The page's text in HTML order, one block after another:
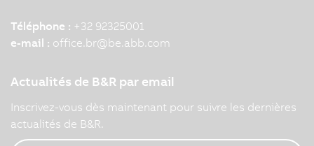
Téléphone : +32 92325001
e-mail : office.br@be.abb.com
Actualités de B&R par email
Inscrivez-vous dès maintenant pour suivre les dernières
actualités de B&R.